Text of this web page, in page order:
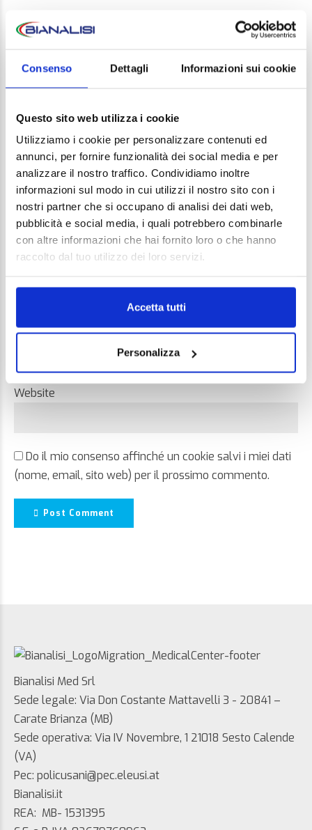
Consenso Dettagli Informazioni sui cookie
Questo sito web utilizza i cookie
Utilizziamo i cookie per personalizzare contenuti ed
annunci, per fornire funzionalità dei social media e per
analizzare il nostro traffico. Condividiamo inoltre
informazioni sul modo in cui utilizzi il nostro sito con i
nostri partner che si occupano di analisi dei dati web,
pubblicità e social media, i quali potrebbero combinarle
con altre informazioni che hai fornito loro o che hanno
raccolto dal tuo utilizzo dei loro servizi.
Accetta tutti
Personalizza
LEAVE A REPLY
Your email address will not be published. Required
Comment
Email *
Website
Do il mio consenso affinché un cookie salvi i miei dati
(nome, email, sito web) per il prossimo commento.
Post Comment
Bianalisi Med Srl
Sede legale: Via Don Costante Mattavelli 3 - 20841 –
Carate Brianza (MB)
Sede operativa: Via IV Novembre, 1 21018 Sesto Calende
(VA)
Pec: policusani@pec.eleusi.at
Bianalisi.it
REA: MB- 1531395